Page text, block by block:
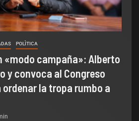
POLÌTICA
«modo campaña»: Alberto
y convoca al Congreso
ordenar la tropa rumbo a